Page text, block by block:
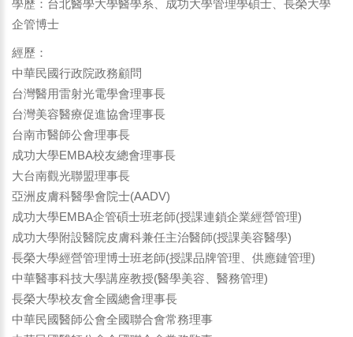
學歷：台北醫學大學醫學系、成功大學管理學碩士、長榮大學
企管博士
經歷：
中華民國行政院政務顧問
台灣醫用雷射光電學會理事長
台灣美容醫療促進協會理事長
台南市醫師公會理事長
成功大學EMBA校友總會理事長
大台南觀光聯盟理事長
亞洲皮膚科醫學會院士(AADV)
成功大學EMBA企管碩士班老師(授課連鎖企業經營管理)
成功大學附設醫院皮膚科兼任主治醫師(授課美容醫學)
長榮大學經營管理博士班老師(授課品牌管理、供應鏈管理)
中華醫事科技大學講座教授(醫學美容、醫務管理)
長榮大學校友會全國總會理事長
中華民國醫師公會全國聯合會常務理事